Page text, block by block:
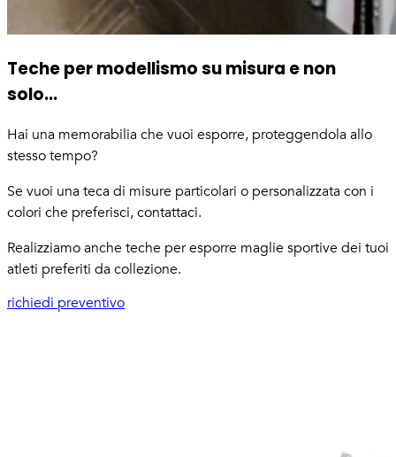
Teche per modellismo su misura e non
solo...
Hai una memorabilia che vuoi esporre, proteggendola allo
stesso tempo?
Se vuoi una teca di misure particolari o personalizzata con i
colori che preferisci, contattaci.
Realizziamo anche teche per esporre maglie sportive dei tuoi
atleti preferiti da collezione.
richiedi preventivo